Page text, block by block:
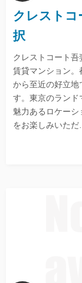
クレストコ
択
クレストコート
賃貸マンション。
から至近の好立地
す。東京のランド
魅力あるロケー
をお楽しみいた